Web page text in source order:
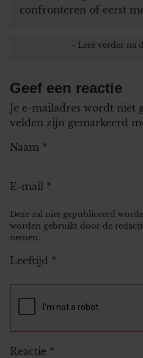
confronteren of eerst
Geef een reactie
Je e-mailadres wordt niet
velden zijn gemarkeerd
Naam *
E-mail *
Deze zal niet gepubliceerd
worden gebruikt door de
nemen.
Leeftijd *
Reactie *